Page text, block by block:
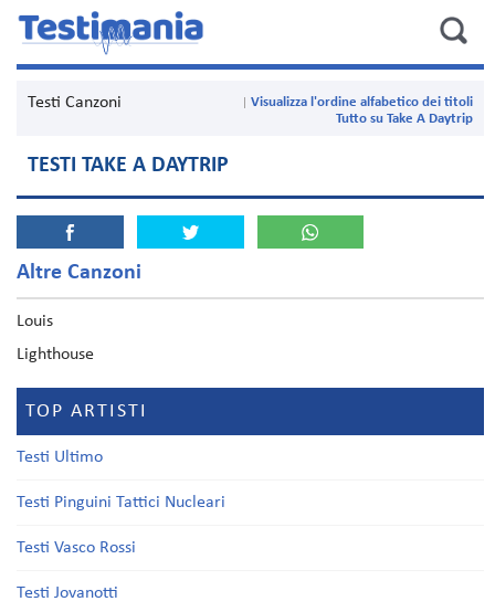
Testi Canzoni
Visualizza l'ordine alfabetico dei titoli
Tutto su Take A Daytrip
TESTI TAKE A DAYTRIP
Altre Canzoni
Louis
Lighthouse
TOP ARTISTI
Testi Ultimo
Testi Pinguini Tattici Nucleari
Testi Vasco Rossi
Testi Jovanotti